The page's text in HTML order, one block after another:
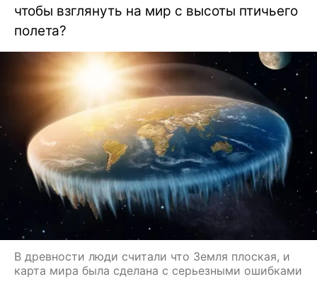
чтобы взглянуть на мир с высоты птичьего
полета?
В древности люди считали что Земля плоская, и
карта мира была сделана с серьезными ошибками